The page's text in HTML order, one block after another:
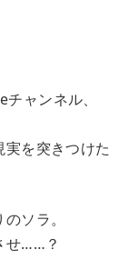
ャンネル、
を突きつけた
ソラ。
せ……？